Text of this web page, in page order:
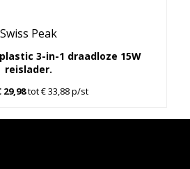
Swiss Peak
3-in-1 draadloze 15W
reislader.
29,98tot € 33,88 p/st